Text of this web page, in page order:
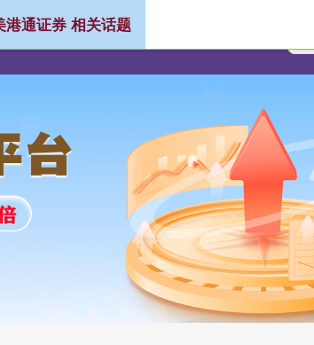
股杠杆平台
港通证券 相关话题